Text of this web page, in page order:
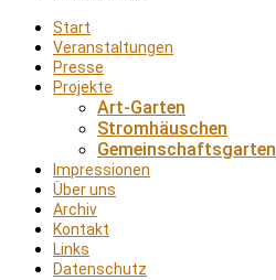
Start
Veranstaltungen
Presse
Projekte
Art-Garten
Stromhäuschen
Gemeinschaftsgarten
Impressionen
Über uns
Archiv
Kontakt
Links
Datenschutz